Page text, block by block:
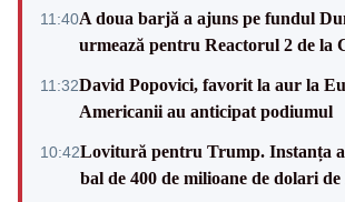
11:40A doua barjă a ajuns pe fundul
urmează pentru Reactorul 2 de la
11:32David Popovici, favorit la aur la
Americanii au anticipat podiumul
10:42Lovitură pentru Trump. Instanța a
bal de 400 de milioane de dolari